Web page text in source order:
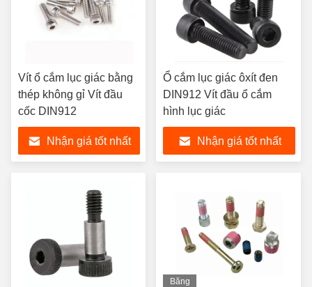
Vít ổ cắm lục giác bằng
thép không gỉ Vít đầu
cốc DIN912
Nhận giá tốt nhất
Ổ cắm lục giác ôxít đen
DIN912 Vít đầu ổ cắm
hình lục giác
Nhận giá tốt nhất
Băng